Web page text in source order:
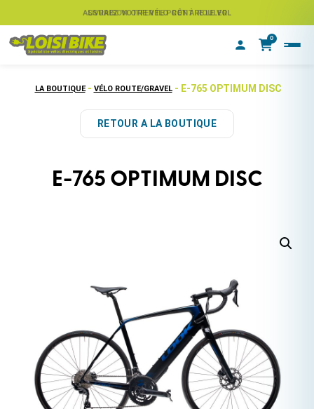
LIVRAISON OFFERTE PRÊT À ROULER
ASSUREZ VOTRE VÉLO CONTRE LE VOL
0
LA BOUTIQUE - VÉLO ROUTE/GRAVEL - E-765 OPTIMUM DISC
RETOUR A LA BOUTIQUE
E-765 OPTIMUM DISC